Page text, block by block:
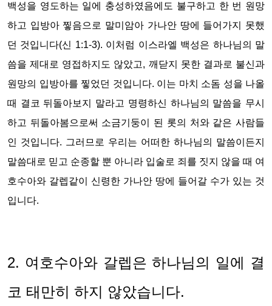
백성을 영도하는 일에 충성하였음에도 불구하고 한 번 원망
하고 입방아 찧음으로 말미암아 가나안 땅에 들어가지 못했
던 것입니다(신 1:1-3). 이처럼 이스라엘 백성은 하나님의 말
씀을 제대로 영접하지도 않았고, 깨닫지 못한 결과로 불신과
원망의 입방아를 찧었던 것입니다. 이는 마치 소돔 성을 나올
때 결코 뒤돌아보지 말라고 명령하신 하나님의 말씀을 무시
하고 뒤돌아봄으로써 소금기둥이 된 롯의 처와 같은 사람들
인 것입니다. 그러므로 우리는 어떠한 하나님의 말씀이든지
말씀대로 믿고 순종할 뿐 아니라 입술로 죄를 짓지 않을 때 여
호수아와 갈렙같이 신령한 가나안 땅에 들어갈 수가 있는 것
입니다.
2. 여호수아와 갈렙은 하나님의 일에 결
코 태만히 하지 않았습니다.